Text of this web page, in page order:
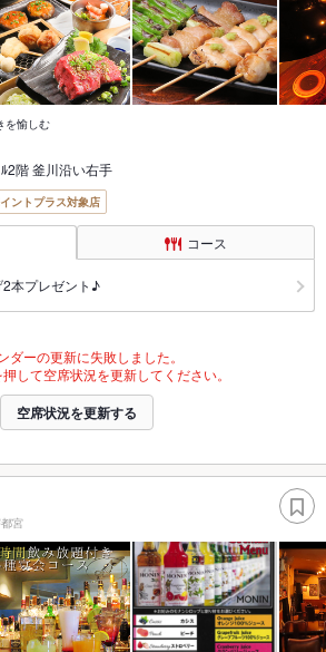
を愉しむ
2階 釜川沿い右手
ントプラス対象店
コース
2本プレゼント♪
ダーの更新に失敗しました。
して空席状況を更新してください。
空席状況を更新する
宮